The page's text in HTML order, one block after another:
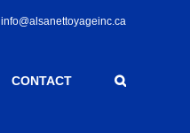
info@alsanettoyageinc.ca
CONTACT